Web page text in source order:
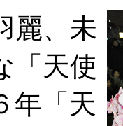
麗、未
「天使
年「天